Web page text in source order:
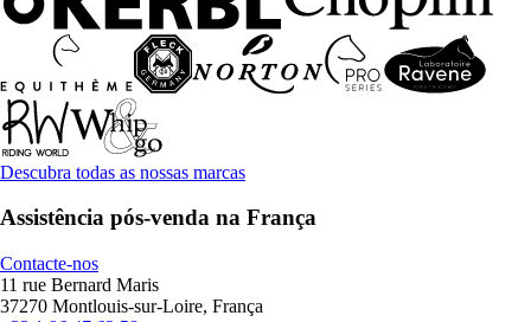
Descubra todas as nossas marcas
Assistência pós-venda na França
Contacte-nos
11 rue Bernard Maris
37270 Montlouis-sur-Loire, França